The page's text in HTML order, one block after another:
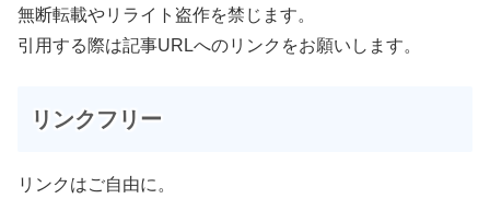
無断転載やリライト盗作を禁じます。
引用する際は記事URLへのリンクをお願いします。
リンクフリー
リンクはご自由に。